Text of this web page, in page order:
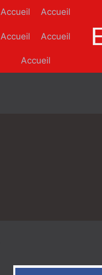
Accueil Accueil
Accueil Accueil
Accueil